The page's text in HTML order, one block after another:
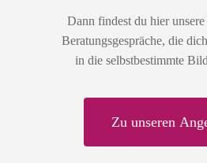
Dann findest du hier
Beratungsgespräche, die
in die selbstbestimmte
Zu unseren Ang